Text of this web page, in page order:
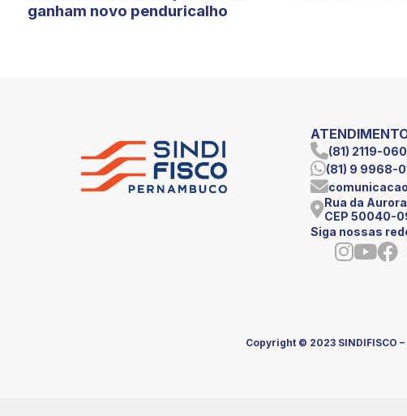
ganham novo penduricalho
(81) 2119-
(81) 9 9968-
Rua da
CEP 50040-
Siga nossas
Copyright © 2023